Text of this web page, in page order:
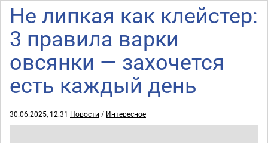
Не липкая как клейстер:
3 правила варки
овсянки — захочется
есть каждый день
30.06.2025, 12:31 Новости / Интересное